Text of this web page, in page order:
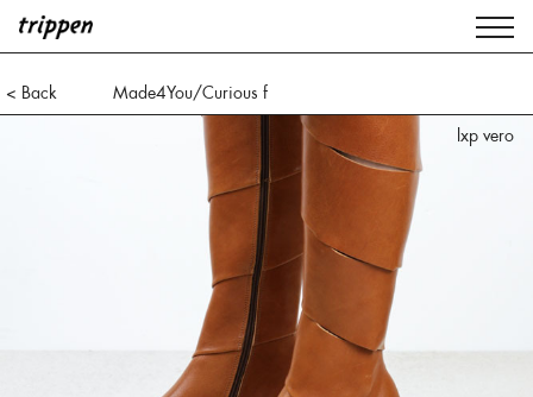
< Back
Made4You/Curious f
lxp vero